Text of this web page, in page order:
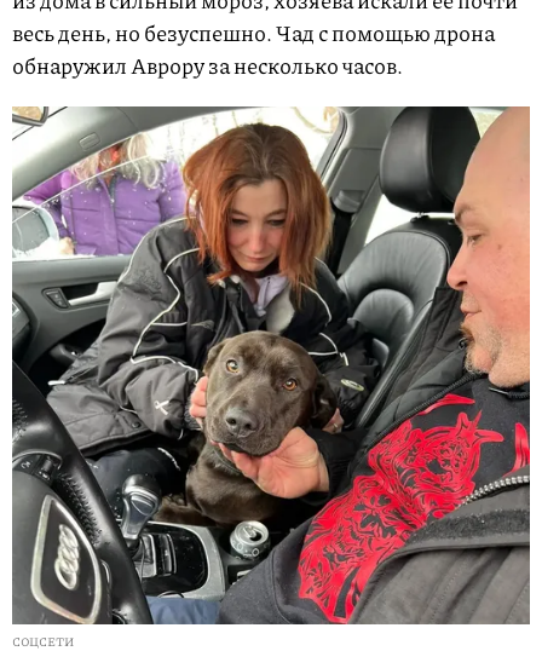
весь день, но безуспешно. Чад с помощью дрона
обнаружил Аврору за несколько часов.
СОЦСЕТИ